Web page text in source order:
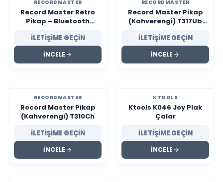
RECORDMASTER
Record Master Retro
Pikap – Bluetooth
Kaplama – Tüm Plakları
Çalabilme
İLETİŞİME GEÇİN
İNCELE
RECORDMASTER
Record Master Pikap
(Kahverengi) T317Ub
İLETİŞİME GEÇİN
İNCELE
RECORDMASTER
Record Master Pikap
(Kahverengi) T310Ch
İLETİŞİME GEÇİN
İNCELE
KTOOLS
Ktools K046 Joy Plak
Çalar
İLETİŞİME GEÇİN
İNCELE